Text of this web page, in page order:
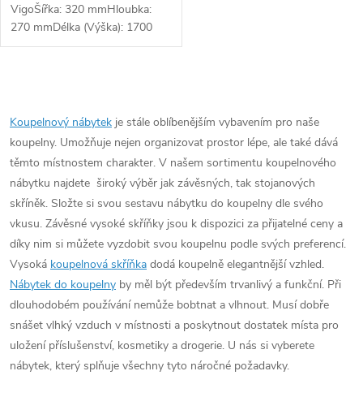
VigoŠířka: 320 mmHloubka:
270 mmDélka (Výška): 1700
mmBarva: Dub Riviera
v
l
á
d
a
c
í
p
Koupelnový nábytek je stále oblíbenějším vybavením pro naše
koupelny. Umožňuje nejen organizovat prostor lépe, ale také dává
těmto místnostem charakter. V našem sortimentu koupelnového
nábytku najdete široký výběr jak závěsných, tak stojanových
skříněk. Složte si svou sestavu nábytku do koupelny dle svého
vkusu. Závěsné vysoké skříňky jsou k dispozici za přijatelné ceny a
díky nim si můžete vyzdobit svou koupelnu podle svých preferencí.
Vysoká koupelnová skříňka dodá koupelně elegantnější vzhled.
Nábytek do koupelny by měl být především trvanlivý a funkční. Při
dlouhodobém používání nemůže bobtnat a vlhnout. Musí dobře
snášet vlhký vzduch v místnosti a poskytnout dostatek místa pro
uložení příslušenství, kosmetiky a drogerie. U nás si vyberete
nábytek, který splňuje všechny tyto náročné požadavky.